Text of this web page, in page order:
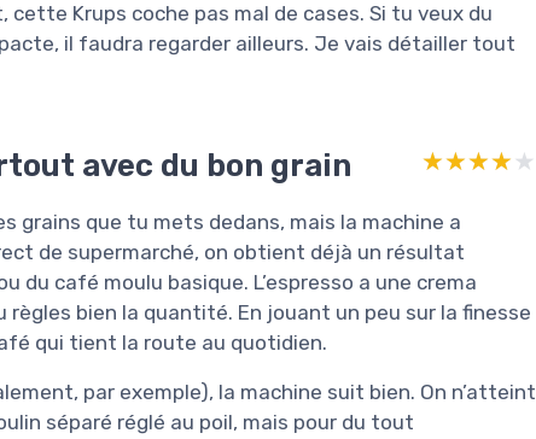
Krups coche pas mal de cases. Si tu veux du
il faudra regarder ailleurs. Je vais détailler tout
avec du bon grain ★★★★★
★★★★★
grains que tu mets dedans, mais la machine a
de supermarché, on obtient déjà un résultat
café moulu basique. L’espresso a une crema
bien la quantité. En jouant un peu sur la finesse
qui tient la route au quotidien.
par exemple), la machine suit bien. On n’atteint
séparé réglé au poil, mais pour du tout